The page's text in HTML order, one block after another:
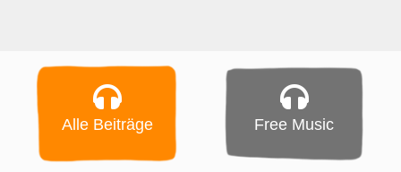
Alle Beiträge Free Music